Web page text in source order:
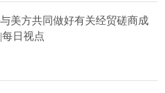
美方共同做好有关经贸磋商成
日视点